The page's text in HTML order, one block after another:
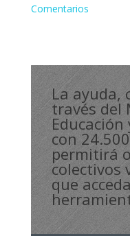
Comentarios
La ayuda,
través del
Educación
con
permitirá
colectivos
que